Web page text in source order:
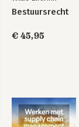
Bestuursrecht
€ 45,95